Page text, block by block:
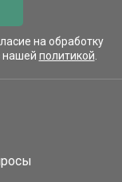
на обработку
нашей политикой